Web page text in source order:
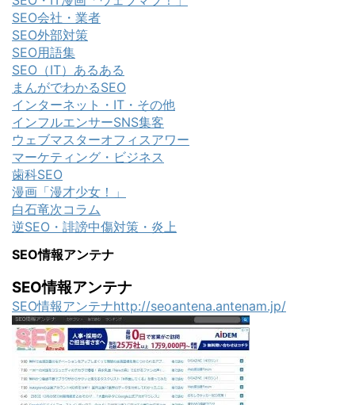
SEO会社・業者
SEO外部対策
SEO用語集
SEO（IT）あるある
まんがでわかるSEO
インターネット・IT・その他
インフルエンサーSNS集客
ウェブマスターオフィスアワー
マーケティング・ビジネス
歯科SEO
漫画「漫才少女！」
白石竜次コラム
逆SEO・誹謗中傷対策・炎上
SEO情報アンテナ
SEO情報アンテナ
SEO情報アンテナhttp://seoantena.antenam.jp/